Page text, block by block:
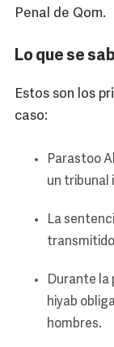
Penal de Qom.
Lo que se
Estos son los
caso:
Parastoo
un tribunal
La
transmitido
Durante la
hiyab
hombres.